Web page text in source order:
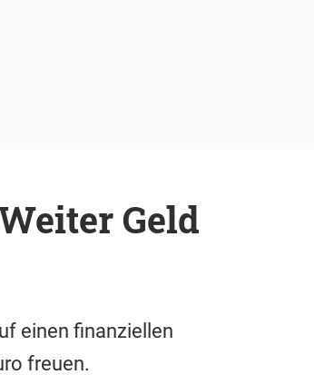
Geld
einen finanziellen
freuen.